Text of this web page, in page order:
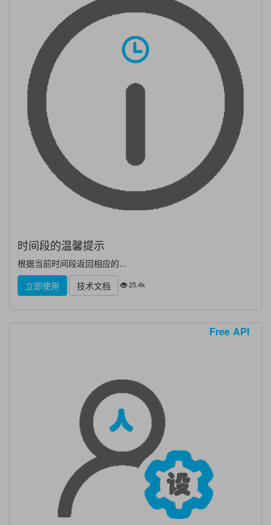
时间段的温馨提示
根据当前时间段返回相应的...
立即使用
技术文档 25.4k
Free API